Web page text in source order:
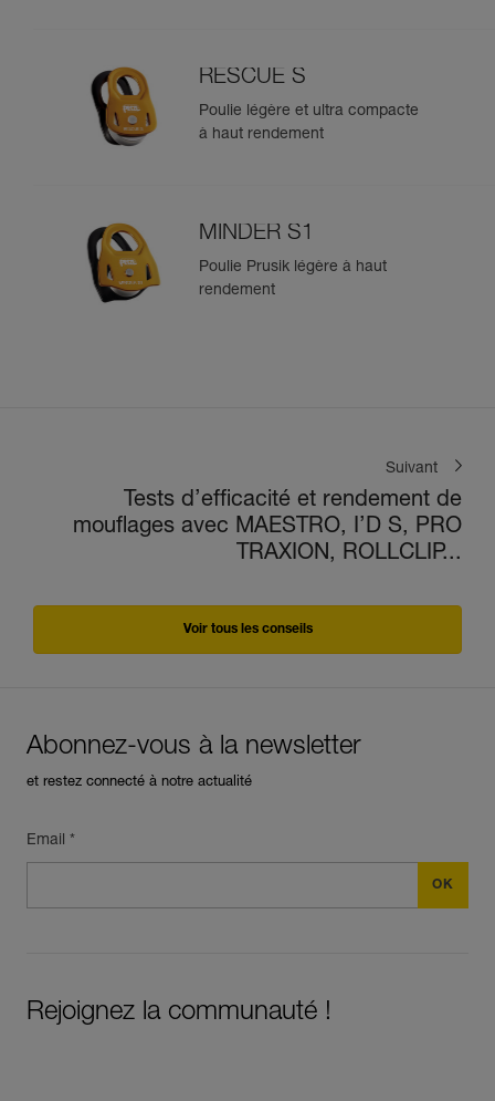
RESCUE S
Poulie légère et ultra compacte
à haut rendement
MINDER S1
Poulie Prusik légère à haut
rendement
Suivant
Tests d’efficacité et rendement de
mouflages avec MAESTRO, I’D S, PRO
TRAXION, ROLLCLIP...
Voir tous les conseils
Abonnez-vous à la newsletter
et restez connecté à notre actualité
Email *
Rejoignez la communauté !